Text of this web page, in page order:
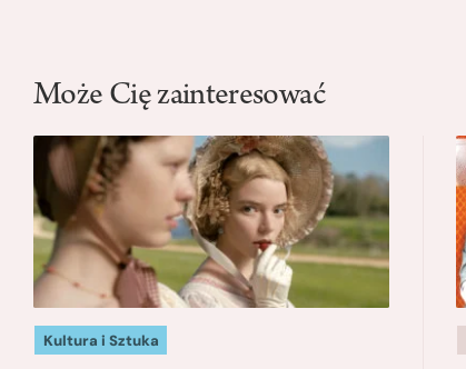
Może Cię zainteresować
Kultura i Sztuka